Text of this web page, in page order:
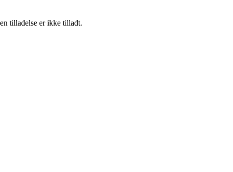
tilladelse er ikke tilladt.